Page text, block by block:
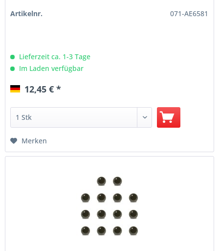
Artikelnr. 071-AE6581
Lieferzeit ca. 1-3 Tage
Im Laden verfügbar
12,45 € *
Merken